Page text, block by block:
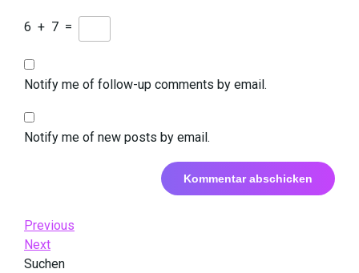
6 + 7 =
Notify me of follow-up comments by email.
Notify me of new posts by email.
Beitrags-
Navigation
Previous
Post
Previous
Next
Post
Next
Suchen